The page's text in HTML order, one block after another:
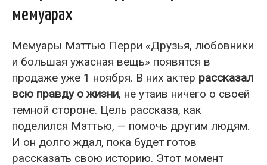
мемуарах
Мемуары Мэттью Перри «Друзья, любовники
и большая ужасная вещь» появятся в
продаже уже 1 ноября. В них актер рассказал
всю правду о жизни, не утаив ничего о своей
темной стороне. Цель рассказа, как
поделился Мэттью, — помочь другим людям.
И он долго ждал, пока будет готов
рассказать свою историю. Этот момент